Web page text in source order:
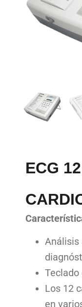
ECG
Los 12
en